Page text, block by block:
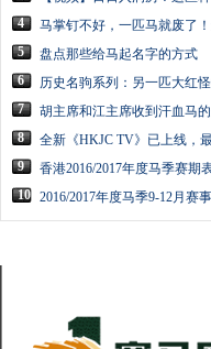
4
马掌钉不好，一匹马就废了
5
盘点那些给马起名字的方式
6
历史名驹系列：另一匹大红
7
胡主席和江主席收到汗血马
8
全新《HKJC TV》已上线，
9
香港2016/2017年度马季赛期
10 2016/2017年度马季9-12月赛